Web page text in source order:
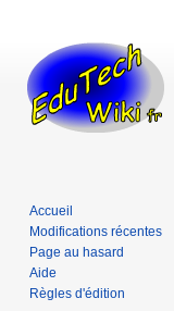
Accueil
Modifications récentes
Page au hasard
Aide
Règles d'édition